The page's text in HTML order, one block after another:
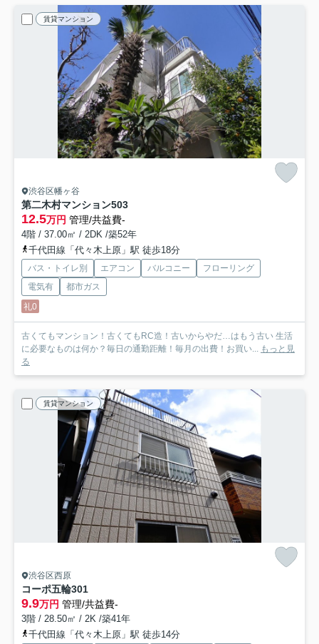
賃貸マンション
渋谷区幡ヶ谷
第二木村マンション503
12.5万円 管理/共益費-
4階 / 37.00㎡ / 2DK /築52年
千代田線「代々木上原」駅 徒歩18分
バス・トイレ別 エアコン バルコニー
フローリング
電気有
都市ガス
礼0
古くてもマンション！古くてもRC造！古いからやだ…はもう古い 生活
に必要なものは何か？毎日の通勤距離！毎月の出費！お買い... もっと見
る
賃貸マンション
渋谷区西原
コーポ五輪301
9.9万円 管理/共益費-
3階 / 28.50㎡ / 2K /築41年
千代田線「代々木上原」駅 徒歩14分